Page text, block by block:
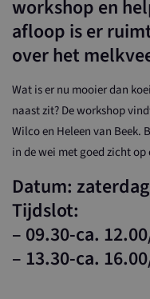
workshop en
afloop is er
over het
Wat is er nu mooier dan
naast zit? De workshop
Wilco en Heleen van Beek.
in de wei met goed zicht op
Datum:
Tijdslot:
– 09.30-ca.
– 13.30-ca.